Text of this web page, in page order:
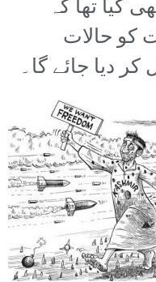
کیا تھا کہ
کو حالات
دیا جائے گا۔